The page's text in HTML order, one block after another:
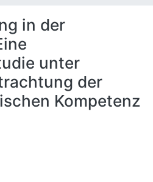
in der
unter
der
Kompetenz